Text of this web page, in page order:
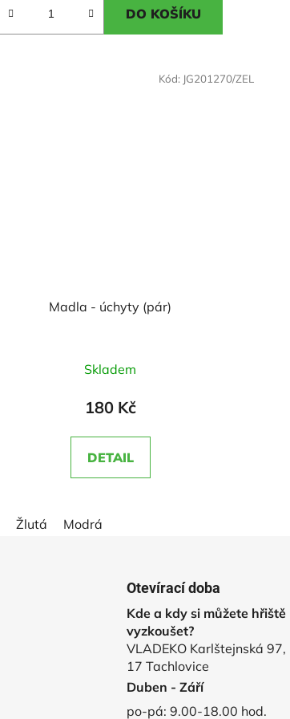
DO KOŠÍKU
Madla - úchyty (pár)
hodnocení
produktu
5,0
z
Skladem
180 Kč
DETAIL
Žlutá Modrá
Kód: JG201270/ZEL
Otevírací doba
Kde a kdy si můžete hřiště
vyzkoušet?
VLADEKO Karlštejnská 97,
17 Tachlovice
Duben - Září
po-pá: 9.00-18.00 hod.